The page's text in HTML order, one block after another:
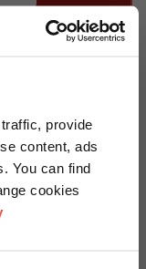
provide
content, ads
You can find
cookies